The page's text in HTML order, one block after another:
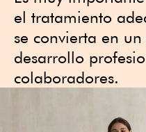
el tratamiento
se convierta en
desarrollo
colaboradores.